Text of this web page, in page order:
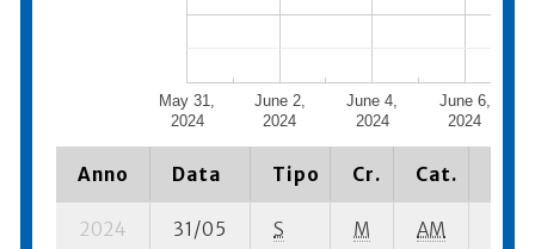
May 31,
2024
June 2,
2024
June 4,
2024
June 6,
2024
Anno Data Tipo Cr. Cat.
2024 31/05 S M AM